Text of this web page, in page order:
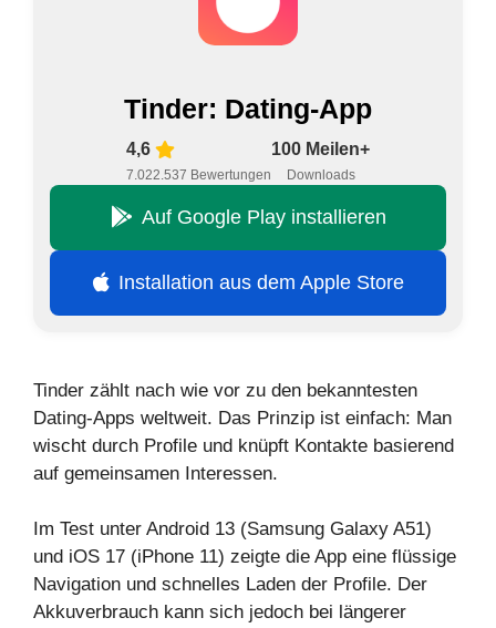
Tinder: Dating-App
4,6
7.022.537 Bewertungen
100 Meilen+
Downloads
Auf Google Play installieren
Installation aus dem Apple Store
Tinder zählt nach wie vor zu den bekanntesten
Dating-Apps weltweit. Das Prinzip ist einfach: Man
wischt durch Profile und knüpft Kontakte basierend
auf gemeinsamen Interessen.
Im Test unter Android 13 (Samsung Galaxy A51)
und iOS 17 (iPhone 11) zeigte die App eine flüssige
Navigation und schnelles Laden der Profile. Der
Akkuverbrauch kann sich jedoch bei längerer